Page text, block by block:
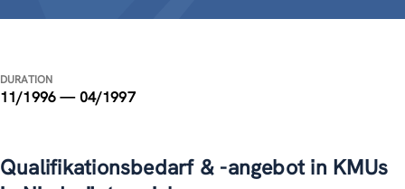
DURATION
11/1996 — 04/1997
Qualifikationsbedarf & -angebot in KMUs